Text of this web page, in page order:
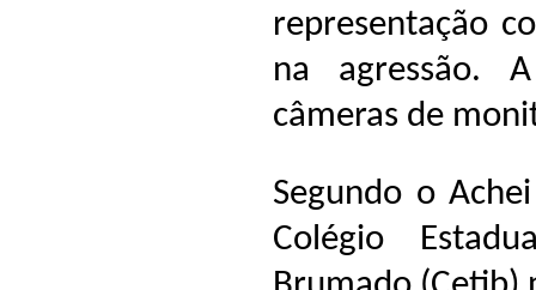
representação
na agressão.
câmeras de
Segundo o
Colégio